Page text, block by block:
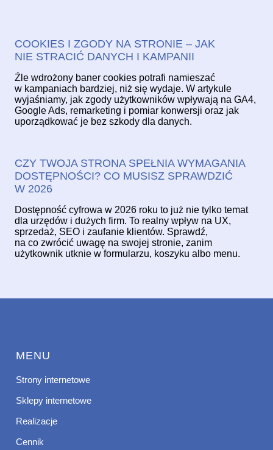
COOKIES I ZGODY NA STRONIE – JAK
NIE STRACIĆ DANYCH I KAMPANII
Źle wdrożony baner cookies potrafi namieszać
w kampaniach bardziej, niż się wydaje. W artykule
wyjaśniamy, jak zgody użytkowników wpływają na GA4,
Google Ads, remarketing i pomiar konwersji oraz jak
uporządkować je bez szkody dla danych.
CZY TWOJA STRONA SPEŁNIA WYMAGANIA
DOSTĘPNOŚCI? CO MUSISZ SPRAWDZIĆ
W 2026
Dostępność cyfrowa w 2026 roku to już nie tylko temat
dla urzędów i dużych firm. To realny wpływ na UX,
sprzedaż, SEO i zaufanie klientów. Sprawdź,
na co zwrócić uwagę na swojej stronie, zanim
użytkownik utknie w formularzu, koszyku albo menu.
MENU
Strony internetowe
Sklepy internetowe
Realizacje
Cennik